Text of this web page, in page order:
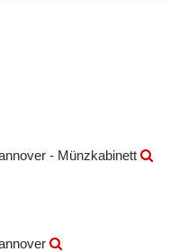
- Münzkabinett